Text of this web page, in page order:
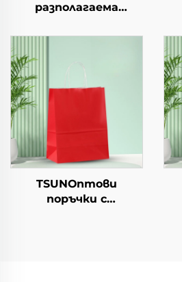
разполагаема
салата, чашки за
закуски, суши, пица,
хляб, сладоледи,
шоколад, бургери - за
кейтеринг и
TSUNОптови
поръчки с